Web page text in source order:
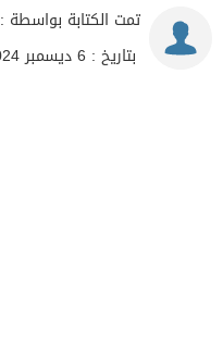
تمت الكتابة بواسطة :
بتاريخ : 6 ديسمبر 2024 , 11:41